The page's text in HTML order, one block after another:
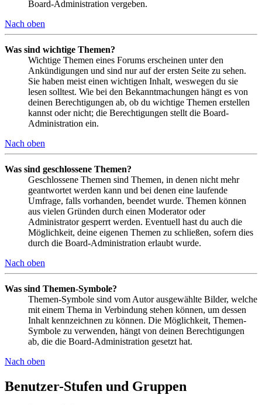
Board-Administration vergeben.
Nach oben
Was sind wichtige Themen?
Wichtige Themen eines Forums erscheinen unter den
Ankündigungen und sind nur auf der ersten Seite zu sehen.
Sie haben meist einen wichtigen Inhalt, weswegen du sie
lesen solltest. Wie bei den Bekanntmachungen hängt es von
deinen Berechtigungen ab, ob du wichtige Themen erstellen
kannst oder nicht; die Berechtigungen stellt die Board-
Administration ein.
Nach oben
Was sind geschlossene Themen?
Geschlossene Themen sind Themen, in denen nicht mehr
geantwortet werden kann und bei denen eine laufende
Umfrage, falls vorhanden, beendet wurde. Themen können
aus vielen Gründen durch einen Moderator oder
Administrator gesperrt werden. Eventuell hast du auch die
Möglichkeit, deine eigenen Themen zu schließen, sofern dies
durch die Board-Administration erlaubt wurde.
Nach oben
Was sind Themen-Symbole?
Themen-Symbole sind vom Autor ausgewählte Bilder, welche
mit einem Thema in Verbindung stehen können, um dessen
Inhalt kennzeichnen zu können. Die Möglichkeit, Themen-
Symbole zu verwenden, hängt von deinen Berechtigungen
ab, die die Board-Administration gesetzt hat.
Nach oben
Benutzer-Stufen und Gruppen